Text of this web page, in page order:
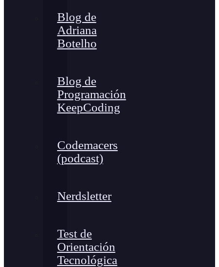
Blog de
Adriana
Botelho
Blog de
Programación
KeepCoding
Codemacers
(podcast)
Nerdsletter
Test de
Orientación
Tecnológica